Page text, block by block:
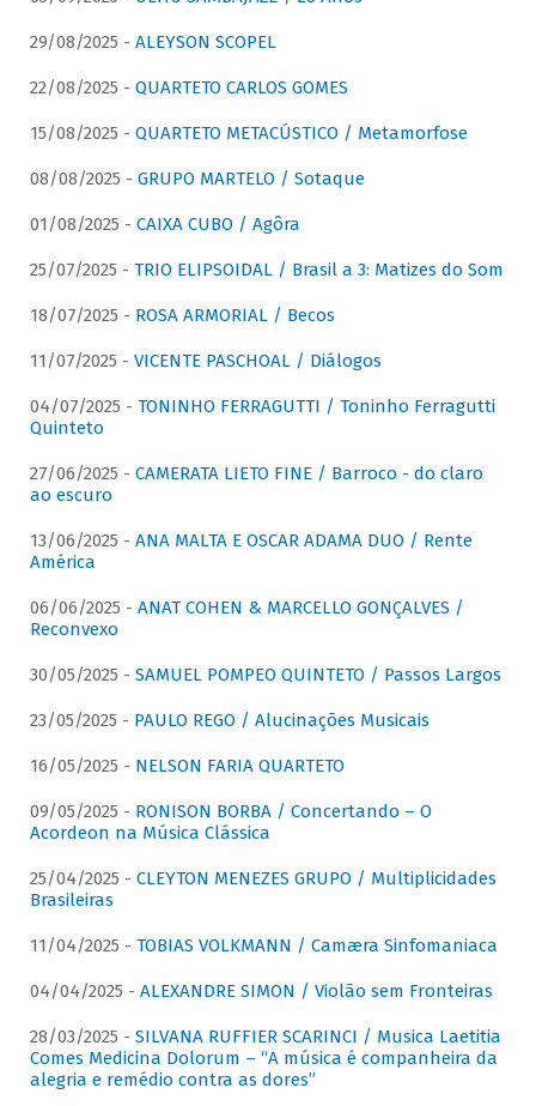
29/08/2025 - ALEYSON SCOPEL
22/08/2025 - QUARTETO CARLOS GOMES
15/08/2025 - QUARTETO METACÚSTICO / Metamorfose
08/08/2025 - GRUPO MARTELO / Sotaque
01/08/2025 - CAIXA CUBO / Agôra
25/07/2025 - TRIO ELIPSOIDAL / Brasil a 3: Matizes do Som
18/07/2025 - ROSA ARMORIAL / Becos
11/07/2025 - VICENTE PASCHOAL / Diálogos
04/07/2025 - TONINHO FERRAGUTTI / Toninho Ferragutti
Quinteto
27/06/2025 - CAMERATA LIETO FINE / Barroco - do claro
ao escuro
13/06/2025 - ANA MALTA E OSCAR ADAMA DUO / Rente
América
06/06/2025 - ANAT COHEN & MARCELLO GONÇALVES /
Reconvexo
30/05/2025 - SAMUEL POMPEO QUINTETO / Passos Largos
23/05/2025 - PAULO REGO / Alucinações Musicais
16/05/2025 - NELSON FARIA QUARTETO
09/05/2025 - RONISON BORBA / Concertando – O
Acordeon na Música Clássica
25/04/2025 - CLEYTON MENEZES GRUPO / Multiplicidades
Brasileiras
11/04/2025 - TOBIAS VOLKMANN / Camæra Sinfomaniaca
04/04/2025 - ALEXANDRE SIMON / Violão sem Fronteiras
28/03/2025 - SILVANA RUFFIER SCARINCI / Musica Laetitia
Comes Medicina Dolorum – “A música é companheira da
alegria e remédio contra as dores”